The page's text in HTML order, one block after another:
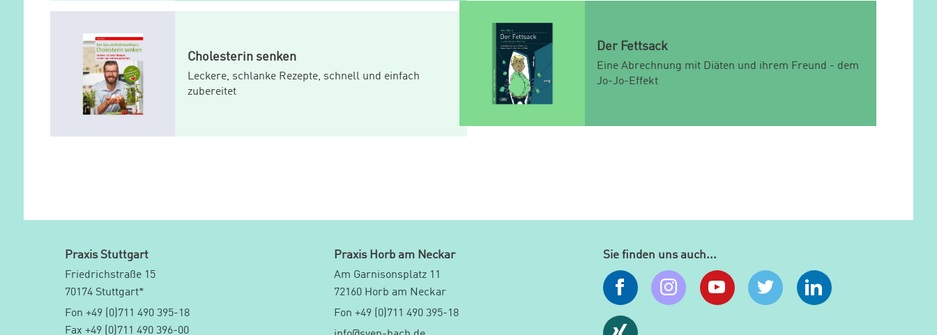
Cholesterin senken
Leckere, schlanke Rezepte, schnell und einfach
zubereitet
Der Fettsack
Eine Abrechnung mit Diäten und ihrem Freund - dem
Jo-Jo-Effekt
Praxis Stuttgart
Friedrichstraße 15
70174 Stuttgart*
Fon +49 (0)711 490 395-18
Fax +49 (0)711 490 396-00
Praxis Horb am Neckar
Am Garnisonsplatz 11
72160 Horb am Neckar
Fon +49 (0)711 490 395-18
Sie finden uns auch...